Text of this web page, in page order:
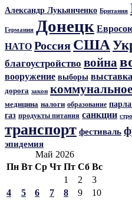
Александр Лукьянченко Британия
Германия Донецк
НАТО Россия США
благоустройство война
вооружение выборы выставка
дорога закон коммунальное
медицина налоги образование
газ продукты питания санкции
транспорт фестиваль
эпидемия
Май 2026
Пн Вт Ср Чт Пт Сб Вс
1
2
3
4
5 6 7 8 9
10